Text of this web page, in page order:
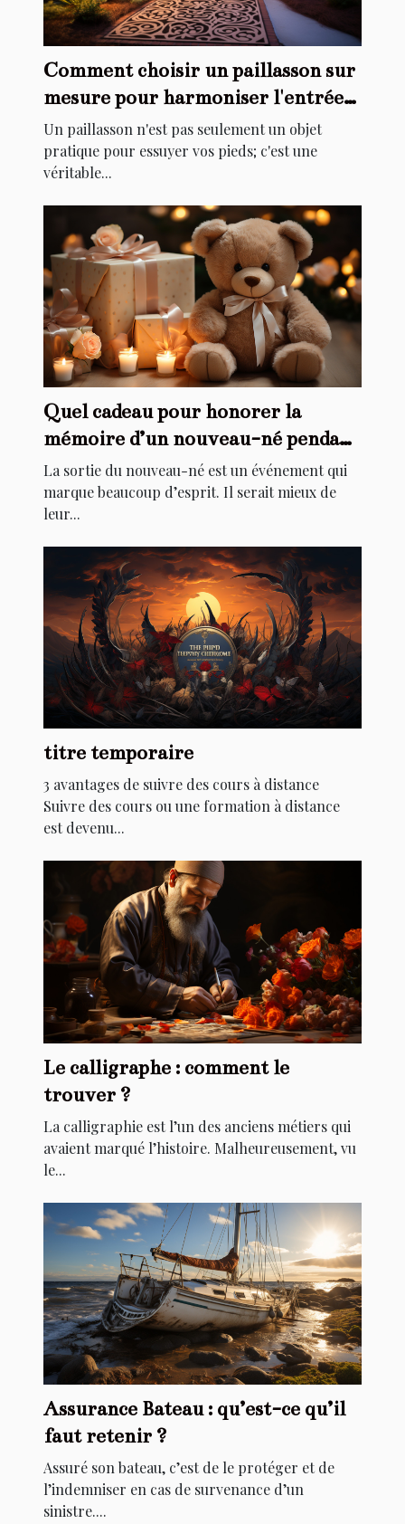
Comment choisir un paillasson sur
mesure pour harmoniser l'entrée
de votre maison
Un paillasson n'est pas seulement un objet
pratique pour essuyer vos pieds; c'est une
véritable...
Quel cadeau pour honorer la
mémoire d’un nouveau-né pendant
son baptême ?
La sortie du nouveau-né est un événement qui
marque beaucoup d’esprit. Il serait mieux de
leur...
titre temporaire
3 avantages de suivre des cours à distance
Suivre des cours ou une formation à distance
est devenu...
Le calligraphe : comment le
trouver ?
La calligraphie est l’un des anciens métiers qui
avaient marqué l’histoire. Malheureusement, vu
le...
Assurance Bateau : qu’est-ce qu’il
faut retenir ?
Assuré son bateau, c’est de le protéger et de
l’indemniser en cas de survenance d’un
sinistre....